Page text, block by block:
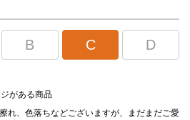
B C D
がある商品
れ、色落ちなどございますが、まだまだご愛